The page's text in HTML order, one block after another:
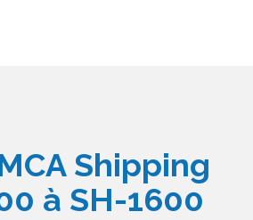
Shipping
à SH-1600